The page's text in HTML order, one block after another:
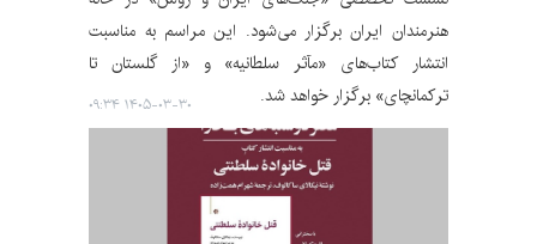
هنرمندان ایران برگزار می‌شود. این مراسم به مناسبت
انتشار کتاب‌های «مآثر سلطانیه» و «از گلستان تا
ترکمانچای» برگزار خواهد شد.
۱۴۰۵-۰۳-۳۰ ۰۹:۳۴